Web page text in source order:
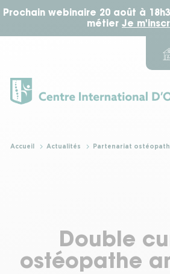
Prochain webinaire 20 août à
métier Je
L'école
Actualité
Alumni
Accueil Actualités Partenariat
Double
ostéopathe